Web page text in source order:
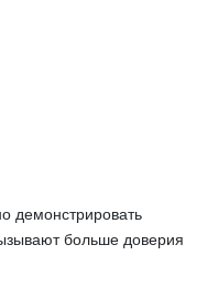
демонстрировать
больше доверия